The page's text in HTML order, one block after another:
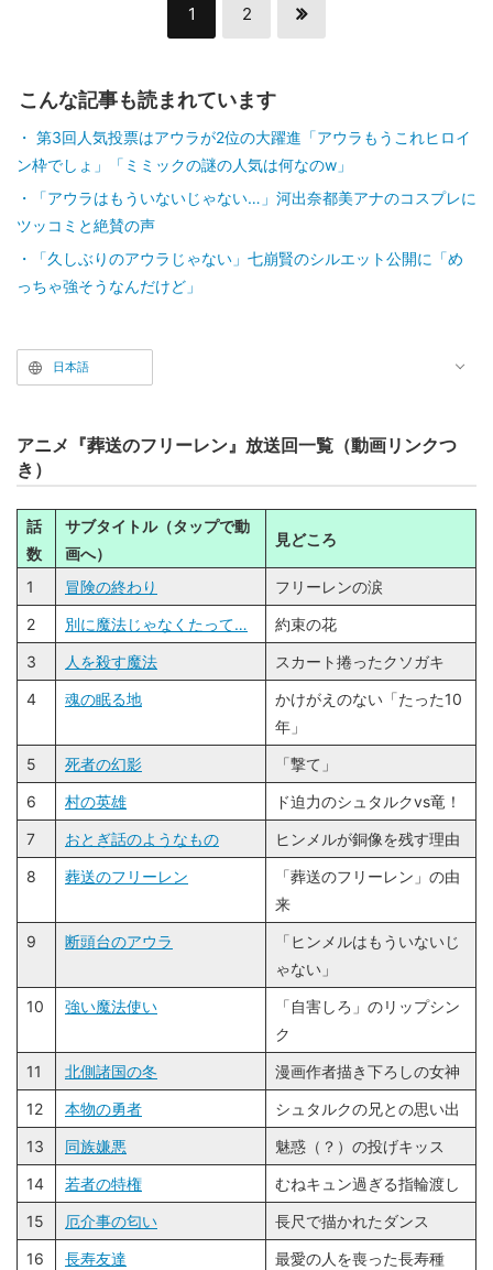
1 2
こんな記事も読まれています
第3回人気投票はアウラが2位の大躍進「アウラもうこれヒロイ
ン枠でしょ」「ミミックの謎の人気は何なのw」
「アウラはもういないじゃない…」河出奈都美アナのコスプレに
ツッコミと絶賛の声
「久しぶりのアウラじゃない」七崩賢のシルエット公開に「め
っちゃ強そうなんだけど」
日本語
アニメ『葬送のフリーレン』放送回一覧（動画リンクつ
き）
話
数
サブタイトル（タップで動
画へ）
見どころ
1 冒険の終わり
フリーレンの涙
2
別に魔法じゃなくたって…
約束の花
3
人を殺す魔法
スカート捲ったクソガキ
4
魂の眠る地
かけがえのない「たった10
年」
5
死者の幻影
「撃て」
6
村の英雄
ド迫力のシュタルクvs竜！
7
おとぎ話のようなもの
ヒンメルが銅像を残す理由
8
葬送のフリーレン
「葬送のフリーレン」の由
来
9
断頭台のアウラ
「ヒンメルはもういないじ
ゃない」
10
強い魔法使い
「自害しろ」のリップシン
ク
11
北側諸国の冬
漫画作者描き下ろしの女神
12
本物の勇者
シュタルクの兄との思い出
13
同族嫌悪
魅惑（？）の投げキッス
14
若者の特権
むねキュン過ぎる指輪渡し
15
厄介事の匂い
長尺で描かれたダンス
16
長寿友達
最愛の人を喪った長寿種